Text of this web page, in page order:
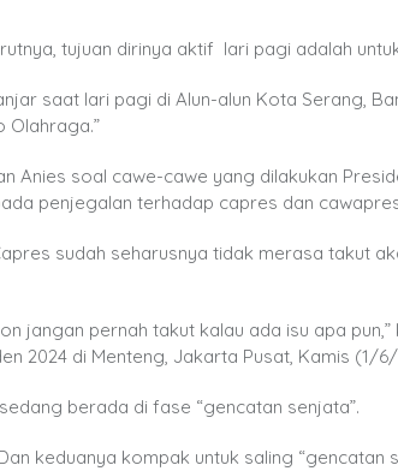
tujuan dirinya aktif lari pagi adalah
saat lari pagi di Alun-alun Kota Serang,
Olahraga.”
Anies soal cawe-cawe yang dilakukan
penjegalan terhadap capres dan
sudah seharusnya tidak merasa takut
jangan pernah takut kalau ada isu apa
2024 di Menteng, Jakarta Pusat, Kamis (1/
berada di fase “gencatan senjata”.
keduanya kompak untuk saling “gencatan